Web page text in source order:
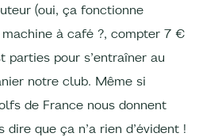
(oui, ça fonctionne
à café ?, compter 7 €
parties pour s’entraîner au
notre club. Même si
de France nous donnent
que ça n’a rien d’évident !